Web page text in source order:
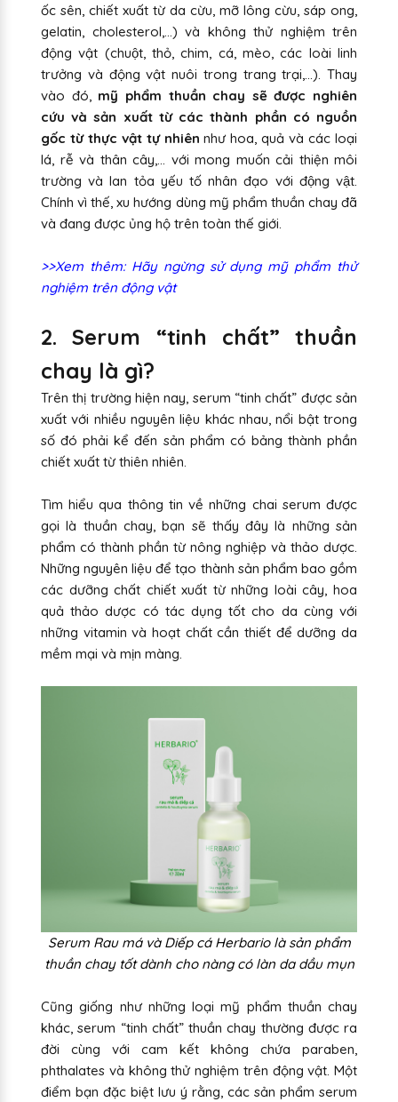
ốc sên, chiết xuất từ da cừu, mỡ lông cừu, sáp ong,
gelatin, cholesterol,…) và không thử nghiệm trên
động vật (chuột, thỏ, chim, cá, mèo, các loài linh
trưởng và động vật nuôi trong trang trại,...). Thay
vào đó, mỹ phẩm thuần chay sẽ được nghiên
cứu và sản xuất từ các thành phần có nguồn
gốc từ thực vật tự nhiên như hoa, quả và các loại
lá, rễ và thân cây,... với mong muốn cải thiện môi
trường và lan tỏa yếu tố nhân đạo với động vật.
Chính vì thế, xu hướng dùng mỹ phẩm thuần chay đã
và đang được ủng hộ trên toàn thế giới.
>>Xem thêm: Hãy ngừng sử dụng mỹ phẩm thử
nghiệm trên động vật
2. Serum “tinh chất” thuần
chay là gì?
Trên thị trường hiện nay, serum “tinh chất” được sản
xuất với nhiều nguyên liệu khác nhau, nổi bật trong
số đó phải kể đến sản phẩm có bảng thành phần
chiết xuất từ thiên nhiên.
Tìm hiểu qua thông tin về những chai serum được
gọi là thuần chay, bạn sẽ thấy đây là những sản
phẩm có thành phần từ nông nghiệp và thảo dược.
Những nguyên liệu để tạo thành sản phẩm bao gồm
các dưỡng chất chiết xuất từ những loài cây, hoa
quả thảo dược có tác dụng tốt cho da cùng với
những vitamin và hoạt chất cần thiết để dưỡng da
mềm mại và mịn màng.
Serum Rau má và Diếp cá Herbario là sản phẩm
thuần chay tốt dành cho nàng có làn da dầu mụn
Cũng giống như những loại mỹ phẩm thuần chay
khác, serum “tinh chất” thuần chay thường được ra
đời cùng với cam kết không chứa paraben,
phthalates và không thử nghiệm trên động vật. Một
điểm bạn đặc biệt lưu ý rằng, các sản phẩm serum